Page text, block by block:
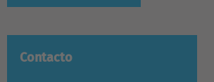
Contacto